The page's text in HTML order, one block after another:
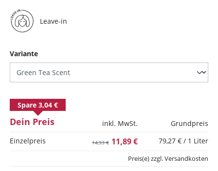
Leave-in
Varianteauswählen
Dein Preis inkl. MwSt.
Grundpreis
Einzelpreis
11,89 €
14,93 €
Spare 3,04 €
79,27 € / 1 Liter
Preis(e) zzgl. Versandkosten